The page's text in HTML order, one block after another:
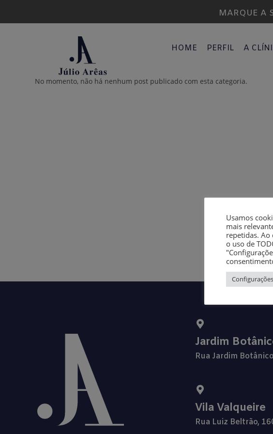
MARQUE A
HOME PERFIL A
No momento, não há nenhum post publicado com esta categoria.
Jardim
Rua Jardim
Vila Valqueire
Rua Luiz Beltrão,
Usamos
mais
repetidas. Ao
o uso de